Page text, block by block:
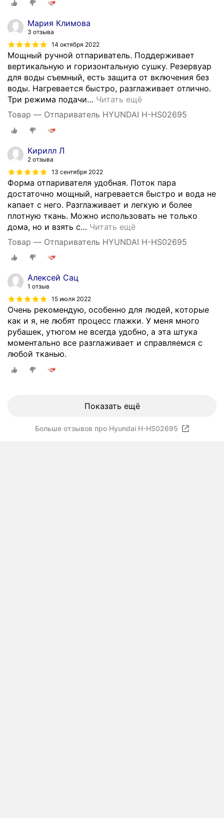
Мария Климова
3 отзыва
14 октября 2022
Мощный ручной отпариватель. Поддерживает
вертикальную и горизонтальную сушку. Резервуар
для воды съемный, есть защита от включения без
воды. Нагревается быстро, разглаживает отлично.
Три режима подачи… Читать ещё
Товар — Отпариватель HYUNDAI H-HS02695
Кирилл Л
2 отзыва
13 сентября 2022
Форма отпаривателя удобная. Поток пара
достаточно мощный, нагревается быстро и вода не
капает с него. Разглаживает и легкую и более
плотную ткань. Можно использовать не только
дома, но и взять с… Читать ещё
Товар — Отпариватель HYUNDAI H-HS02695
Алексей Сац
1 отзыв
15 июля 2022
Очень рекомендую, особенно для людей, которые
как и я, не любят процесс глажки. У меня много
рубашек, утюгом не всегда удобно, а эта штука
моментально все разглаживает и справляемся с
любой тканью.
Показать ещё
Больше отзывов про Hyundai H-HS02695